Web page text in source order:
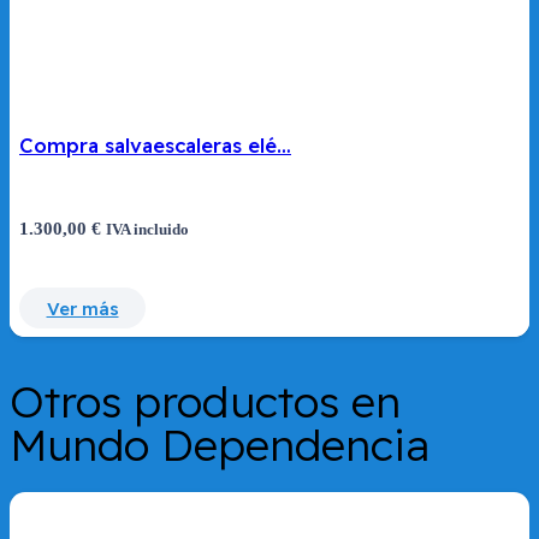
Compra salvaescaleras elé…
1.300,00 € IVA incluido
Ver más
Otros productos en
Mundo Dependencia